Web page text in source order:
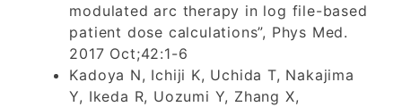
modulated arc therapy in log file-based
patient dose calculations”, Phys Med.
2017 Oct;42:1-6
Kadoya N, Ichiji K, Uchida T, Nakajima
Y, Ikeda R, Uozumi Y, Zhang X,